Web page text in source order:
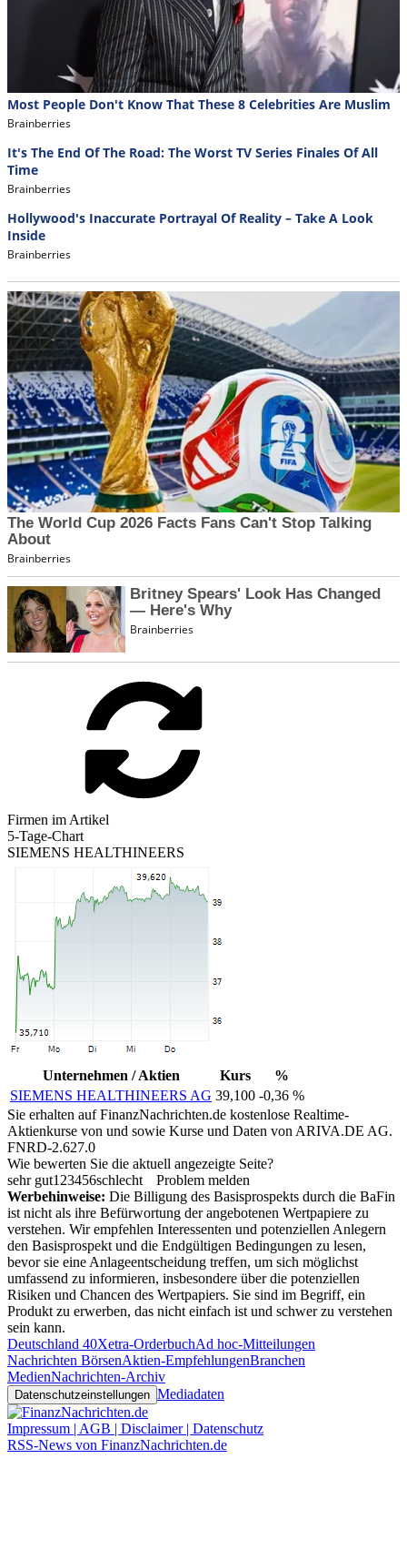
Firmen im Artikel
5-Tage-Chart
SIEMENS HEALTHINEERS
Unternehmen / Aktien Kurs
%
SIEMENS HEALTHINEERS AG 39,100 -0,36 %
Sie erhalten auf FinanzNachrichten.de kostenlose Realtime-
Aktienkurse von und sowie Kurse und Daten von ARIVA.DE AG.
FNRD-2.627.0
Wie bewerten Sie die aktuell angezeigte Seite?
sehr gut1 23456schlecht
Problem melden
Werbehinweise: Die Billigung des Basisprospekts durch die BaFin
ist nicht als ihre Befürwortung der angebotenen Wertpapiere zu
verstehen. Wir empfehlen Interessenten und potenziellen Anlegern
den Basisprospekt und die Endgültigen Bedingungen zu lesen,
bevor sie eine Anlageentscheidung treffen, um sich möglichst
umfassend zu informieren, insbesondere über die potenziellen
Risiken und Chancen des Wertpapiers. Sie sind im Begriff, ein
Produkt zu erwerben, das nicht einfach ist und schwer zu verstehen
sein kann.
Deutschland 40Xetra-OrderbuchAd hoc-Mitteilungen
Nachrichten BörsenAktien-EmpfehlungenBranchen
MedienNachrichten-Archiv
Datenschutzeinstellungen Mediadaten
Impressum | AGB | Disclaimer | Datenschutz
RSS-News von FinanzNachrichten.de